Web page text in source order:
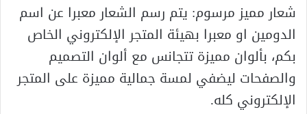
شعار مميز مرسوم: يتم رسم الشعار معبرا عن اسم
الدومين او معبرا بهيئة المتجر الإلكتروني الخاص
بكم، بألوان مميزة تتجانس مع ألوان التصميم
والصفحات ليضفي لمسة جمالية مميزة على المتجر
الإلكتروني كله.